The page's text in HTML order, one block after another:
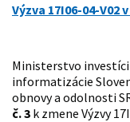
Výzva 17I06-04-V02
Ministerstvo
informatizácie
obnovy a odolnosti
č. 3 k zmene Výzvy